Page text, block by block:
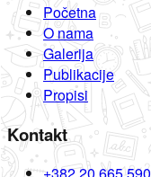
Početna
O nama
Galerija
Publikacije
Propisi
Kontakt